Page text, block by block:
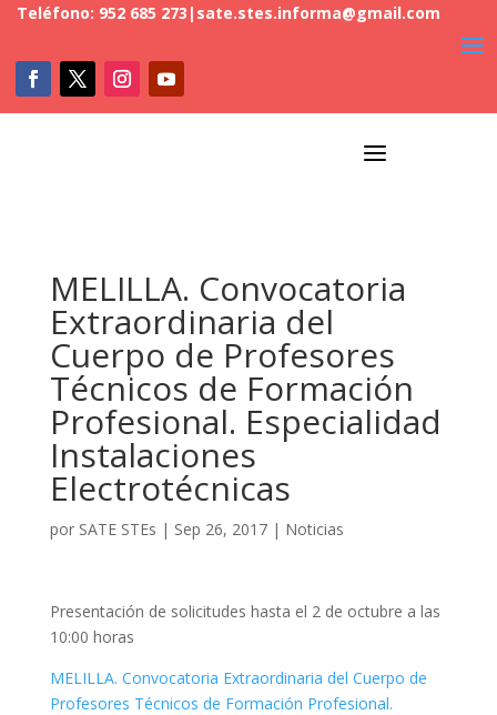
Teléfono: 952 685 273 | sate.stes.informa@gmail.com
a
MELILLA. Convocatoria
Extraordinaria del
Cuerpo de Profesores
Técnicos de Formación
Profesional. Especialidad
Instalaciones
Electrotécnicas
por SATE STEs | Sep 26, 2017| Noticias
Presentación de solicitudes hasta el 2 de octubre a las
10:00 horas
MELILLA. Convocatoria Extraordinaria del Cuerpo de
Profesores Técnicos de Formación Profesional.